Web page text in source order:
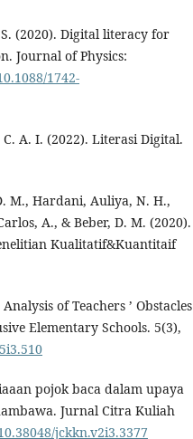
(2020). Digital literacy for
Journal of Physics:
1742-
A. I. (2022). Literasi Digital.
M., Hardani, Auliya, N. H.,
A., & Beber, D. M. (2020).
Kualitatif&Kuantitaif
of Teachers ’ Obstacles
Elementary Schools. 5(3),
pojok baca dalam upaya
Jurnal Citra Kuliah
jckkn.v2i3.3377